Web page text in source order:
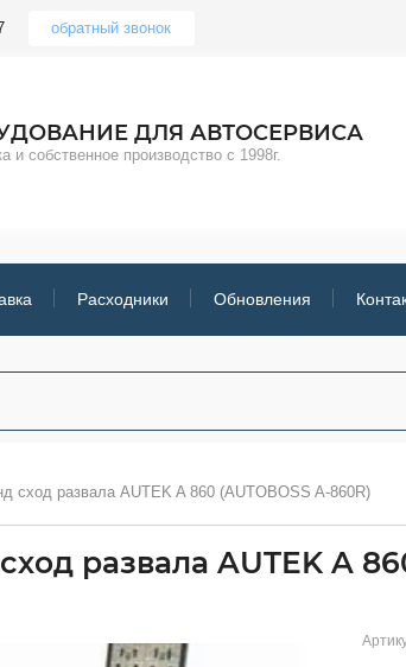
обратный звонок
ДЛЯ АВТОСЕРВИСА
и собственное производство с 1998г.
Расходники Обновления
сход развала AUTEK A 860 (AUTOBOSS A-860R)
развала AUTEK A